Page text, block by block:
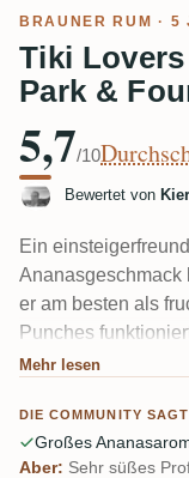
BRAUNER RUM · 5
Tiki
Park &
5,7/10
Bewertet von
Ein
Ananasgeschmack
er am besten als
Punches
etwas Worthy Park
Mehr lesen
DIE COMMUNITY SAGT
Großes
Aber: Sehr süßes